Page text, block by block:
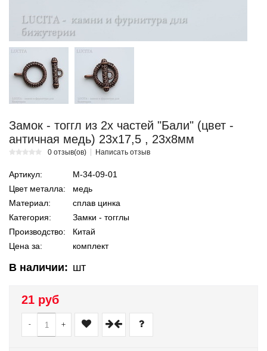
Замок - тоггл из 2х частей "Бали" (цвет -
античная медь) 23х17,5 , 23х8мм
0 отзыв(ов) Написать отзыв
Артикул:
М-34-09-01
Цвет металла:
медь
Материал:
сплав цинка
Категория:
Замки - тогглы
Производство:
Китай
Цена за:
комплект
В наличии: шт
21 руб
- +